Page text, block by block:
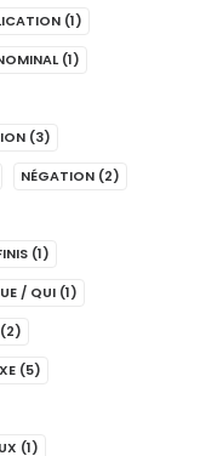
(1)
(1)
(3)
NÉGATION (2)
(1)
/ QUI (1)
(2)
(5)
(1)